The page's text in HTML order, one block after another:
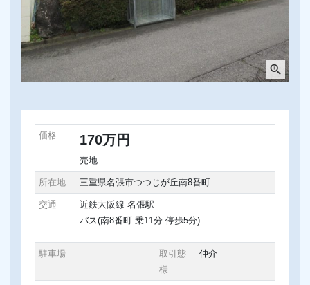
zoom_in
価格 170万円
売地
所在地 三重県名張市つつじが丘南8番町
交通
近鉄大阪線 名張駅
バス(南8番町 乗11分 停歩5分)
駐車場
取引態
様
仲介